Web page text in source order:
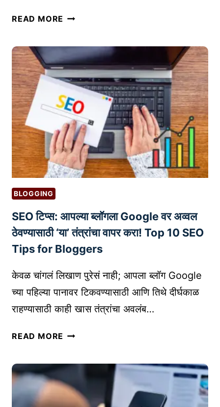
व
या
सा
ठी
का
य
दे
शी
र
अ
ड
टा
ळ
ण्या
ठी
सा
ब
सु
क्षा
धो
READ MORE सो
डि
या
इ
न्फ्लु
एं
स
र
चा
वा
क
रू
व्य
सा
या
ची
हि
त
शी
क
BLOGGING
SEO टिप्स: आपल्या ब्लॉगला Google वर अव्वल
ठेवण्यासाठी ‘या’ तंत्रांचा वापर करा! Top 10 SEO
Tips for Bloggers
केवळ चांगलं लिखाण पुरेसं नाही; आपला ब्लॉग Google
च्या पहिल्या पानावर टिकवण्यासाठी आणि तिथे दीर्घकाळ
राहण्यासाठी काही खास तंत्रांचा अवलंब…
READ MORE S
प्स
: